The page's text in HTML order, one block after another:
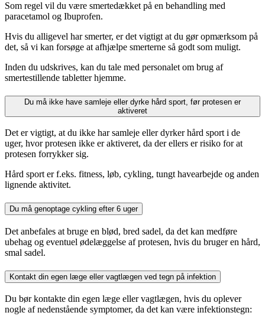
Som regel vil du være smertedækket på en behandling med
paracetamol og Ibuprofen.
Hvis du alligevel har smerter, er det vigtigt at du gør opmærksom på
det, så vi kan forsøge at afhjælpe smerterne så godt som muligt.
Inden du udskrives, kan du tale med personalet om brug af
smertestillende tabletter hjemme.
Du må ikke have samleje eller dyrke hård sport, før protesen er
aktiveret
Det er vigtigt, at du ikke har samleje eller dyrker hård sport i de
uger, hvor protesen ikke er aktiveret, da der ellers er risiko for at
protesen forrykker sig.
Hård sport er f.eks. fitness, løb, cykling, tungt havearbejde og anden
lignende aktivitet.
Du må genoptage cykling efter 6 uger
Det anbefales at bruge en blød, bred sadel, da det kan medføre
ubehag og eventuel ødelæggelse af protesen, hvis du bruger en hård,
smal sadel.
Kontakt din egen læge eller vagtlægen ved tegn på infektion
Du bør kontakte din egen læge eller vagtlægen, hvis du oplever
nogle af nedenstående symptomer, da det kan være infektionstegn: